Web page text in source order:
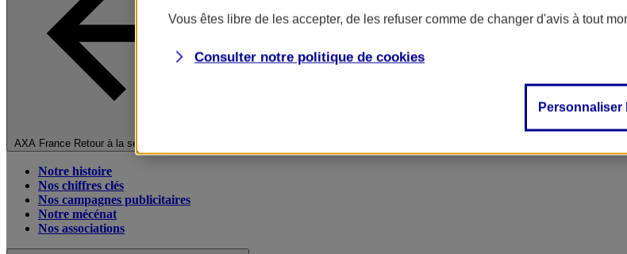
AXA France Retour à la section précédente
Notre histoire
Nos chiffres clés
Nos campagnes publicitaires
Notre mécénat
Nos associations
Vous êtes libre de les accepter, de les refuser comme de changer d'avis à tout
Consulter notre politique de cookies
Personnaliser